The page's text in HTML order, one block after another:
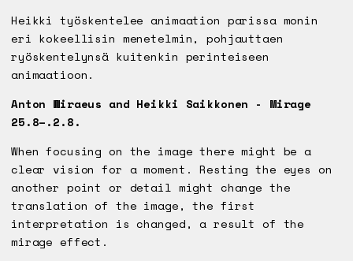
Heikki työskentelee animaation parissa monin
eri kokeellisin menetelmin, pohjauttaen
ryöskentelynsä kuitenkin perinteiseen
animaatioon.
Anton Wiraeus and Heikki Saikkonen - Mirage
25.8–.2.8.
When focusing on the image there might be a
clear vision for a moment. Resting the eyes on
another point or detail might change the
translation of the image, the first
interpretation is changed, a result of the
mirage effect.